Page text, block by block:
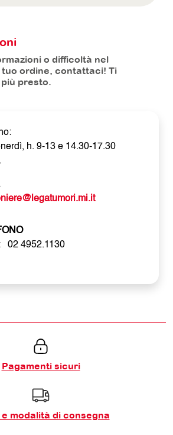
o difficoltà nel
ordine, contattaci! Ti
presto.
h. 9-13 e 14.30-17.30
02 4952.1130
Pagamenti sicuri
e modalità di consegna